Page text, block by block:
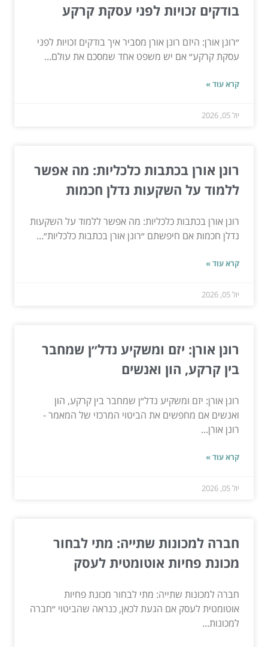
בודקים זכויות לפני עסקת קרקע
״רונן אורן: היזם רונן אורן מסביר איך בודקים זכויות לפני
עסקת קרקע״ אם יש משפט אחד שמסכם את עולם...
קרא עוד »
יול 05, 2026
רונן אורן בכתבות כלכליות: מה אפשר
ללמוד על השקעות נדלן חכמות
רונן אורן בכתבות כלכליות: מה אפשר ללמוד על השקעות
נדלן חכמות אם חיפשתם ״רונן אורן בכתבות כלכליות״...
קרא עוד »
יול 05, 2026
רונן אורן: יזם ומשקיע נדל״ן שמחבר
בין קרקע, הון ואנשים
רונן אורן: יזם ומשקיע נדל״ן שמחבר בין קרקע, הון
ואנשים אם מחפשים את הביטוי המרכזי של המאמר -
רונן אורן...
קרא עוד »
יול 05, 2026
חברה למכונות שתייה: מתי לבחור
מכונת פחיות אוטומטית לעסק
חברה למכונות שתייה: מתי לבחור מכונת פחיות
אוטומטית לעסק אם הגעת לכאן, כנראה שהביטוי ״חברה
למכונות...